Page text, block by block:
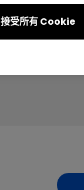
接受所有 Cookie